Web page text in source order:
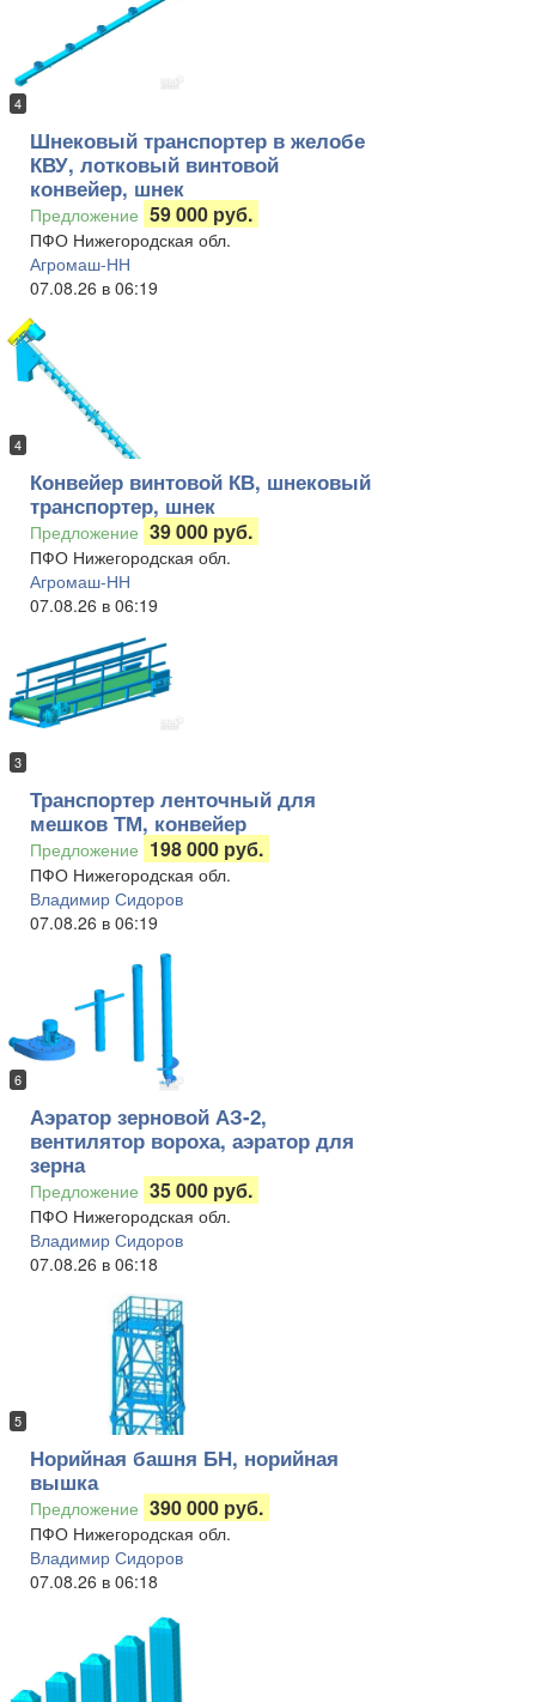
4
Шнековый транспортер в желобе
КВУ, лотковый винтовой
конвейер, шнек
Предложение 59 000 руб.
ПФО Нижегородская обл.
Агромаш-НН
07.08.26 в 06:19
4
Конвейер винтовой КВ, шнековый
транспортер, шнек
Предложение 39 000 руб.
ПФО Нижегородская обл.
Агромаш-НН
07.08.26 в 06:19
3
Транспортер ленточный для
мешков ТМ, конвейер
Предложение 198 000 руб.
ПФО Нижегородская обл.
Владимир Сидоров
07.08.26 в 06:19
6
Аэратор зерновой АЗ-2,
вентилятор вороха, аэратор для
зерна
Предложение 35 000 руб.
ПФО Нижегородская обл.
Владимир Сидоров
07.08.26 в 06:18
5
Норийная башня БН, норийная
вышка
Предложение 390 000 руб.
ПФО Нижегородская обл.
Владимир Сидоров
07.08.26 в 06:18